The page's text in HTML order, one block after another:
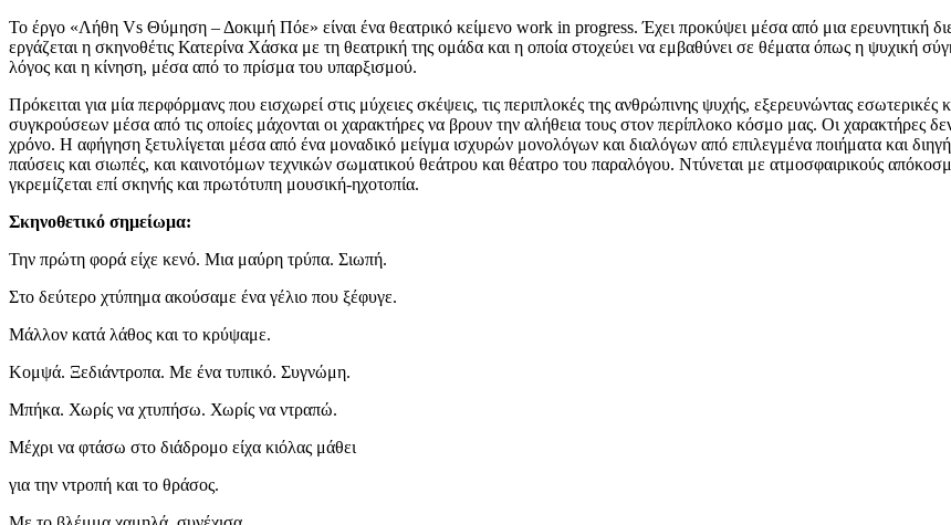
Το έργο «Λήθη Vs Θύμηση – Δοκιμή Πόε» είναι ένα θεατρικό κείμενο work in progress. Έχει προκύψει μέσα από μια ερευνητική
εργάζεται η σκηνοθέτις Κατερίνα Χάσκα με τη θεατρική της ομάδα και η οποία στοχεύει να εμβαθύνει σε θέματα όπως η ψυχική
λόγος και η κίνηση, μέσα από το πρίσμα του υπαρξισμού.
Πρόκειται για μία περφόρμανς που εισχωρεί στις μύχειες σκέψεις, τις περιπλοκές της ανθρώπινης ψυχής, εξερευνώντας
συγκρούσεων μέσα από τις οποίες μάχονται οι χαρακτήρες να βρουν την αλήθεια τους στον περίπλοκο κόσμο μας. Οι χαρακτήρες
χρόνο. Η αφήγηση ξετυλίγεται μέσα από ένα μοναδικό μείγμα ισχυρών μονολόγων και διαλόγων από επιλεγμένα ποιήματα και
παύσεις και σιωπές, και καινοτόμων τεχνικών σωματικού θεάτρου και θέατρο του παραλόγου. Ντύνεται με ατμοσφαιρικούς
γκρεμίζεται επί σκηνής και πρωτότυπη μουσική-ηχοτοπία.
Σκηνοθετικό σημείωμα:
Την πρώτη φορά είχε κενό. Μια μαύρη τρύπα. Σιωπή.
Στο δεύτερο χτύπημα ακούσαμε ένα γέλιο που ξέφυγε.
Μάλλον κατά λάθος και το κρύψαμε.
Κομψά. Ξεδιάντροπα. Με ένα τυπικό. Συγνώμη.
Μπήκα. Χωρίς να χτυπήσω. Χωρίς να ντραπώ.
Μέχρι να φτάσω στο διάδρομο είχα κιόλας μάθει
για την ντροπή και το θράσος.